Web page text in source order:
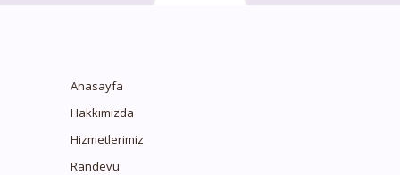
Anasayfa
Hakkımızda
Hizmetlerimiz
Randevu